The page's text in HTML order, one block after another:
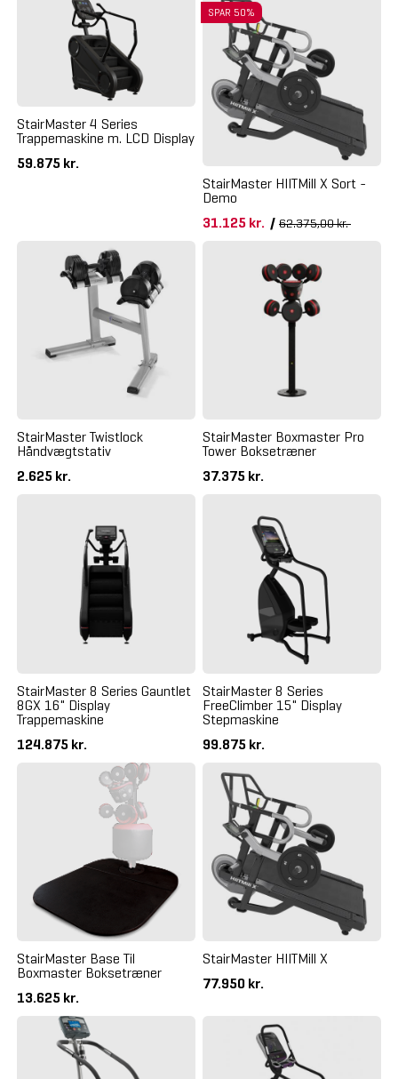
StairMaster 4 Series
Trappemaskine m. LCD Display
59.875 kr.
SPAR 50%
StairMaster HIITMill X Sort -
Demo
31.125 kr. / 62.375,00 kr.
StairMaster Twistlock
Håndvægtstativ
2.625 kr.
StairMaster Boxmaster Pro
Tower Boksetræner
37.375 kr.
StairMaster 8 Series Gauntlet
8GX 16" Display
Trappemaskine
124.875 kr.
StairMaster 8 Series
FreeClimber 15" Display
Stepmaskine
99.875 kr.
StairMaster Base Til
Boxmaster Boksetræner
13.625 kr.
StairMaster HIITMill X
77.950 kr.